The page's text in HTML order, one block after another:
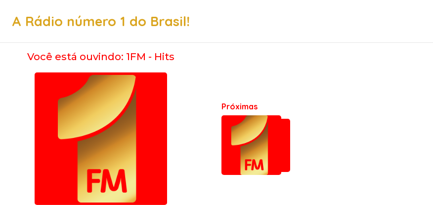
A Rádio número 1 do Brasil!
Você está ouvindo: 1FM - Hits
Próximas